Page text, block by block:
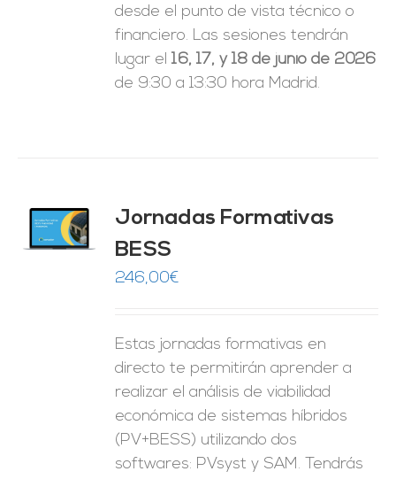
desde el punto de vista técnico o
financiero. Las sesiones tendrán
lugar el16, 17, y 18 de junio de 2026
de 9:30 a 13:30 hora Madrid.
Jornadas Formativas
BESS
246,00€
Estas jornadas formativas en
directo te permitirán aprender a
realizar el análisis de viabilidad
económica de sistemas híbridos
(PV+BESS) utilizando dos
softwares: PVsyst y SAM. Tendrás